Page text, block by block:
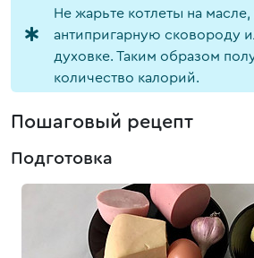
Не жарьте котлеты на
антипригарную сковороду
духовке. Таким образом
количество калорий.
Пошаговый рецепт
Подготовка